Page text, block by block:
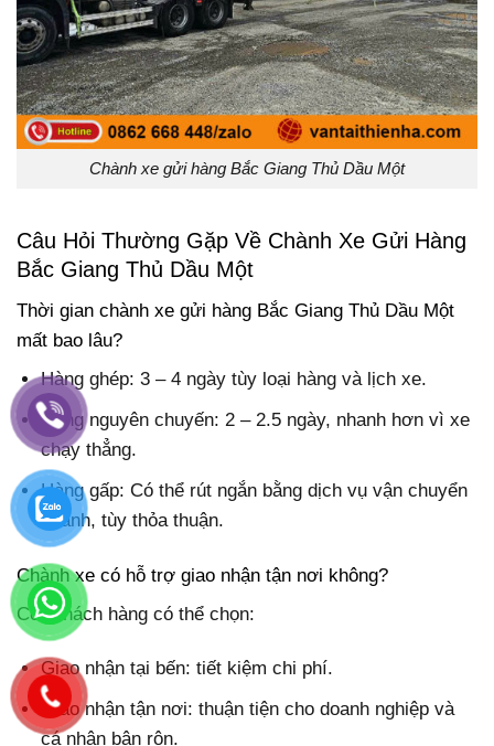
Chành xe gửi hàng Bắc Giang Thủ Dầu Một
Câu Hỏi Thường Gặp Về Chành Xe Gửi Hàng
Bắc Giang Thủ Dầu Một
Thời gian chành xe gửi hàng Bắc Giang Thủ Dầu Một
mất bao lâu?
Hàng ghép: 3 – 4 ngày tùy loại hàng và lịch xe.
Hàng nguyên chuyến: 2 – 2.5 ngày, nhanh hơn vì xe
chạy thẳng.
Hàng gấp: Có thể rút ngắn bằng dịch vụ vận chuyển
nhanh, tùy thỏa thuận.
Chành xe có hỗ trợ giao nhận tận nơi không?
Có. Khách hàng có thể chọn:
Giao nhận tại bến: tiết kiệm chi phí.
Giao nhận tận nơi: thuận tiện cho doanh nghiệp và
cá nhân bận rộn.